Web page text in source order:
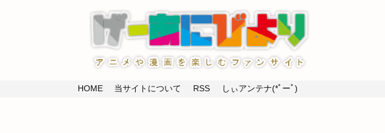
HOME 当サイトについて RSS しぃアンテナ(*ﾟーﾟ)